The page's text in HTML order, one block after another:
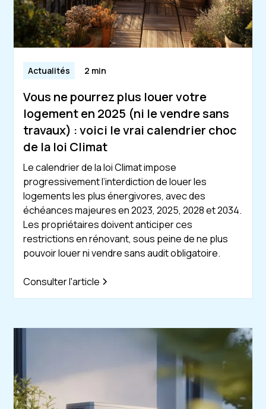
Actualités 2 min
Vous ne pourrez plus louer votre
logement en 2025 (ni le vendre sans
travaux) : voici le vrai calendrier choc
de la loi Climat
Le calendrier de la loi Climat impose
progressivement l’interdiction de louer les
logements les plus énergivores, avec des
échéances majeures en 2023, 2025, 2028 et 2034.
Les propriétaires doivent anticiper ces
restrictions en rénovant, sous peine de ne plus
pouvoir louer ni vendre sans audit obligatoire.
Consulter l'article